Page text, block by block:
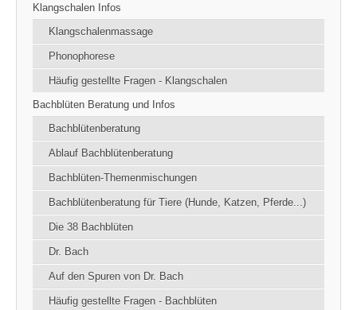
Klangschalen Infos
Klangschalenmassage
Phonophorese
Häufig gestellte Fragen - Klangschalen
Bachblüten Beratung und Infos
Bachblütenberatung
Ablauf Bachblütenberatung
Bachblüten-Themenmischungen
Bachblütenberatung für Tiere (Hunde, Katzen, Pferde...)
Die 38 Bachblüten
Dr. Bach
Auf den Spuren von Dr. Bach
Häufig gestellte Fragen - Bachblüten